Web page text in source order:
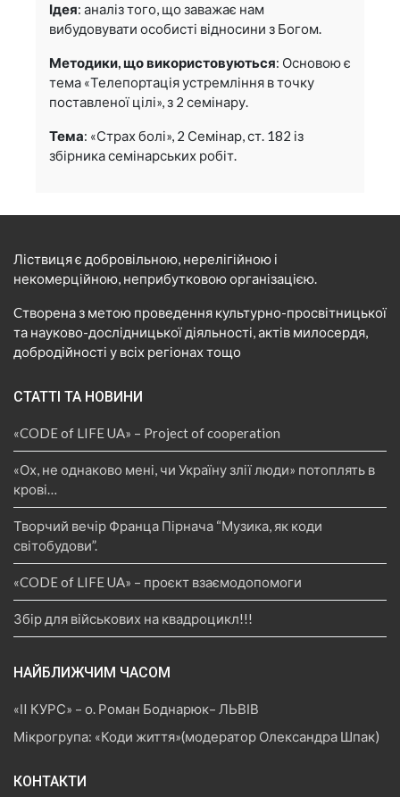
Ідея: аналіз того, що заважає нам
вибудовувати особисті відносини з Богом.
Методики, що використовуються: Основою є
тема «Телепортація устремління в точку
поставленої цілі», з 2 семінару.
Тема: «Страх болі», 2 Семінар, ст. 182 із
збірника семінарських робіт.
Ліствиця є добровільною, нерелігійною і
некомерційною, неприбутковою організацією.
Cтворена з метою проведення культурно-просвітницької
та науково-дослідницької діяльності, актів милосердя,
добродійності у всіх регіонах тощо
СТАТТІ ТА НОВИНИ
«CODE of LIFE UA» – Project of cooperation
«Ох, не однаково мені, чи Україну злії люди» потоплять в
крові…
Творчий вечір Франца Пірнача “Музика, як коди
світобудови”.
«CODE of LIFE UA» – проєкт взаємодопомоги
Збір для військових на квадроцикл!!!
НАЙБЛИЖЧИМ ЧАСОМ
«ІI КУРС» – о. Роман Боднарюк– ЛЬВІВ
Мікрогрупа: «Коди життя»(модератор Олександра Шпак)
КОНТАКТИ